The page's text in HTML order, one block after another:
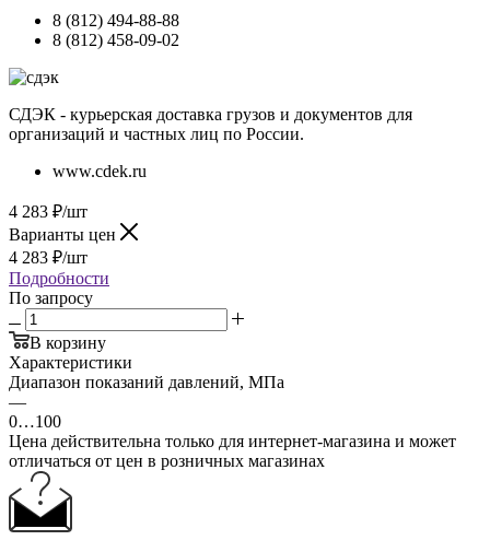
8 (812) 494-88-88
8 (812) 458-09-02
СДЭК - курьерская доставка грузов и документов для
организаций и частных лиц по России.
www.cdek.ru
4 283 ₽/шт
Варианты цен
4 283 ₽/шт
Подробности
По запросу
В корзину
Характеристики
Диапазон показаний давлений, МПа
—
0…100
Цена действительна только для интернет-магазина и может
отличаться от цен в розничных магазинах